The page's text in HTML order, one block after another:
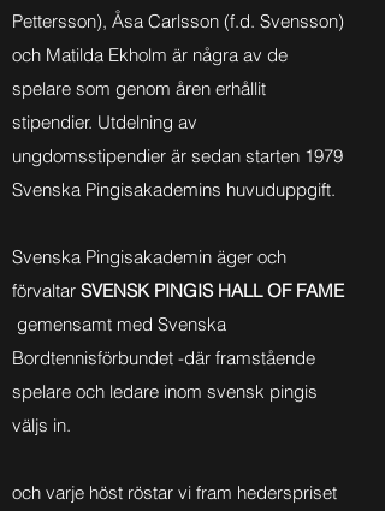
Pettersson), Åsa Carlsson (f.d. Svensson)
och Matilda Ekholm är några av de
spelare som genom åren erhållit
stipendier. Utdelning av
ungdomsstipendier är sedan starten 1979
Svenska Pingisakademins huvuduppgift.
Svenska Pingisakademin äger och
förvaltar SVENSK PINGIS HALL OF FAME
gemensamt med Svenska
Bordtennisförbundet -där framstående
spelare och ledare inom svensk pingis
väljs in.
och varje höst röstar vi fram hederspriset